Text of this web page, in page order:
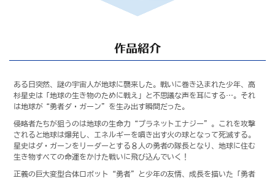
作品紹介
ある日突然、謎の宇宙人が地球に襲来した。戦いに巻き込まれた少年、高
杉星史は「地球の生き物のために戦え」と不思議な声を耳にする…。それ
は地球が“勇者ダ・ガーン”を生み出す瞬間だった。
侵略者たちが狙うのは地球の生命力“プラネットエナジー”。これを攻撃
されると地球は爆発し、エネルギーを噴き出す火の球となって死滅する。
星史はダ・ガーンをリーダーとする８人の勇者の隊長となり、地球に住む
生き物すべての命運をかけた戦いに飛び込んでいく！
正義の巨大変型合体ロボット“勇者”と少年の友情、成長を描いた「勇者